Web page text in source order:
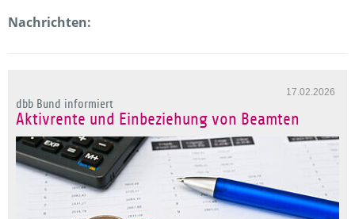
Nachrichten:
17.02.2026
dbb Bund informiert
Aktivrente und Einbeziehung von Beamten